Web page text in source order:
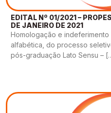
EDITAL Nº 01/2021 –
DE JANEIRO DE 2021
Homologação e
alfabética, do processo
pós-graduação Lato Sensu –